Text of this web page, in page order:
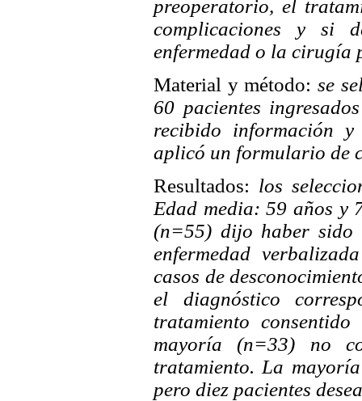
preoperatorio, el
complicaciones y si
enfermedad o la cirugía
Material y método: se
60 pacientes
recibido información y
aplicó un formulario de
Resultados: los
Edad media: 59 años y
(n=55) dijo haber sido
enfermedad
casos de
el diagnóstico
tratamiento
mayoría (n=33) no
tratamiento. La
pero diez pacientes